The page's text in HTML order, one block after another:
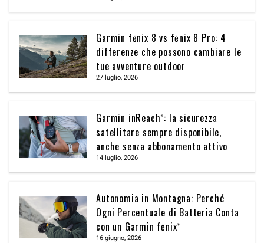
Garmin fēnix 8 vs fēnix 8 Pro: 4
differenze che possono cambiare le
tue avventure outdoor
27 luglio, 2026
Garmin inReach®: la sicurezza
satellitare sempre disponibile,
anche senza abbonamento attivo
14 luglio, 2026
Autonomia in Montagna: Perché
Ogni Percentuale di Batteria Conta
con un Garmin fēnix®
16 giugno, 2026